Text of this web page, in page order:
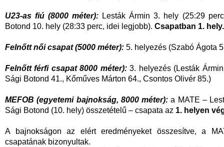
U23-as fiú (8000 méter): Lesták Ármin 3. hely (25:29
Botond 10. hely (28:33 perc, idei legjobb). Csapatban 1. hely.
Felnőtt női csapat (5000 méter): 5. helyezés (Szabó Ágota
Felnőtt férfi csapat 8000 méter):3. helyezés (Lesták
Sági Botond 41., Kőműves Márton 64., Csontos Olivér 85.)
MEFOB (egyetemi bajnokság, 8000 méter): a MATE –
Sági Botond (10. hely) összetételű – csapata az 1. helyen
A bajnokságon az elért eredményeket összesítve, a
csapatának bizonyultak.